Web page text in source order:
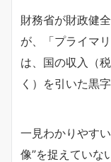
財務省が財政健
が、「プライマ
は、国の収入（
く）を引いた黒
一見わかりやす
像”を捉えていな